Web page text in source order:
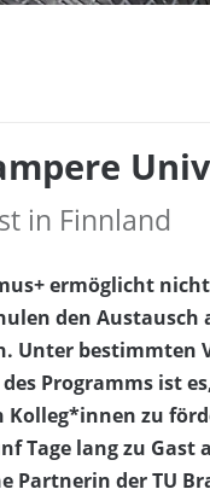
in Finnland
ermöglicht
den
Unter bestimmten
Programms ist
zu
Tage lang zu Gast
Partnerin der TU